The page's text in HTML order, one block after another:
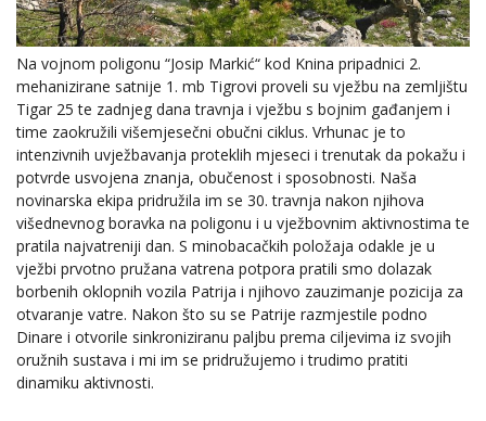
Na vojnom poligonu “Josip Markić“ kod Knina pripadnici 2.
mehanizirane satnije 1. mb Tigrovi proveli su vježbu na zemljištu
Tigar 25 te zadnjeg dana travnja i vježbu s bojnim gađanjem i
time zaokružili višemjesečni obučni ciklus. Vrhunac je to
intenzivnih uvježbavanja proteklih mjeseci i trenutak da pokažu i
potvrde usvojena znanja, obučenost i sposobnosti. Naša
novinarska ekipa pridružila im se 30. travnja nakon njihova
višednevnog boravka na poligonu i u vježbovnim aktivnostima te
pratila najvatreniji dan. S minobacačkih položaja odakle je u
vježbi prvotno pružana vatrena potpora pratili smo dolazak
borbenih oklopnih vozila Patrija i njihovo zauzimanje pozicija za
otvaranje vatre. Nakon što su se Patrije razmjestile podno
Dinare i otvorile sinkroniziranu paljbu prema ciljevima iz svojih
oružnih sustava i mi im se pridružujemo i trudimo pratiti
dinamiku aktivnosti.